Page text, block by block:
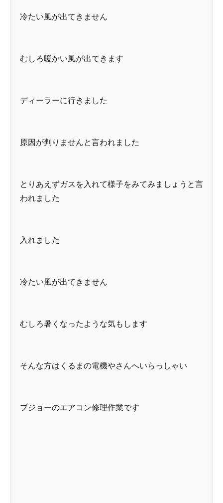
冷たい風が出てきません
むしろ暖かい風が出てきます
ディーラーに行きました
原因が判りませんと言われました
とりあえずガスを入れて様子をみてみましょうと言
われました
入れました
冷たい風が出てきません
むしろ暑くなったような気もします
そんな方はくるまの電機やさんへいらっしゃい
プジョーのエアコン修理作業です